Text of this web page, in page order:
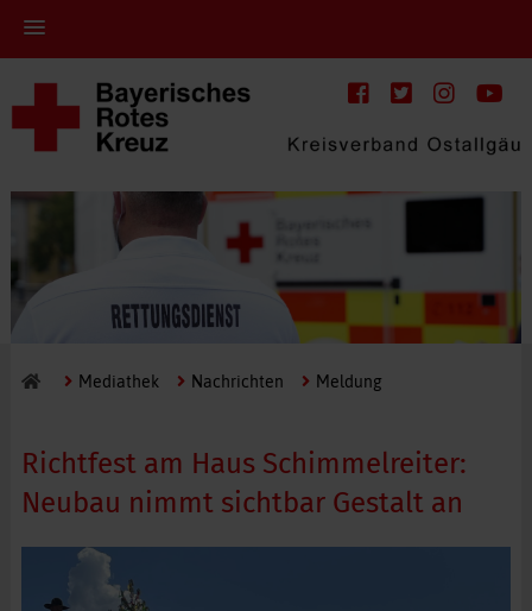
Mediathek Nachrichten Meldung
Richtfest am Haus Schimmelreiter:
Neubau nimmt sichtbar Gestalt an